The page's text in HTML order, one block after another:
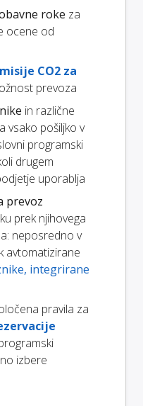
roke za
ocene od
CO2 za
prevoza
in različne
vsako pošiljko v
programski
drugem
uporablja
prevoz
prek njihovega
neposredno v
avtomatizirane
integrirane
pravila za
izbere